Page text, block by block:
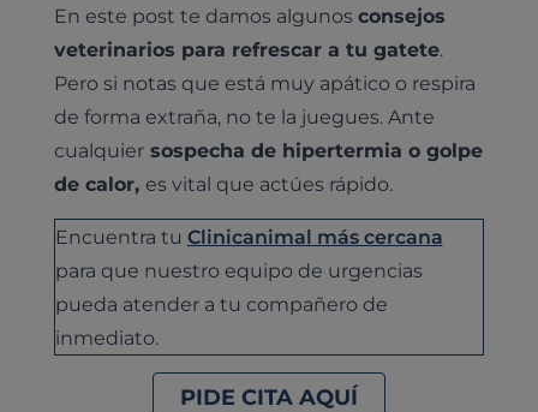
En este post te damos algunos consejos
veterinarios para refrescar a tu gatete.
Pero si notas que está muy apático o respira
de forma extraña, no te la juegues. Ante
cualquiersospecha de hipertermia o golpe
de calor, es vital que actúes rápido.
Encuentra tu Clinicanimal más cercana
para que nuestro equipo de urgencias
pueda atender a tu compañero de
inmediato.
PIDE CITA AQUÍ